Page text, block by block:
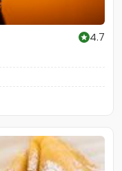
4.7